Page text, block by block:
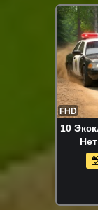
FHD
10